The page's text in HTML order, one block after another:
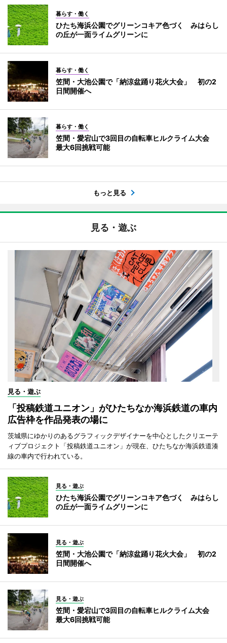
暮らす・働く
ひたち海浜公園でグリーンコキア色づく みはらし
の丘が一面ライムグリーンに
暮らす・働く
笠間・大池公園で「納涼盆踊り花火大会」 初の2
日間開催へ
暮らす・働く
笠間・愛宕山で3回目の自転車ヒルクライム大会
最大6回挑戦可能
もっと見る
見る・遊ぶ
見る・遊ぶ
「投稿鉄道ユニオン」がひたちなか海浜鉄道の車内
広告枠を作品発表の場に
茨城県にゆかりのあるグラフィックデザイナーを中心としたクリエーテ
ィブプロジェクト「投稿鉄道ユニオン」が現在、ひたちなか海浜鉄道湊
線の車内で行われている。
見る・遊ぶ
ひたち海浜公園でグリーンコキア色づく みはらし
の丘が一面ライムグリーンに
見る・遊ぶ
笠間・大池公園で「納涼盆踊り花火大会」 初の2
日間開催へ
見る・遊ぶ
笠間・愛宕山で3回目の自転車ヒルクライム大会
最大6回挑戦可能